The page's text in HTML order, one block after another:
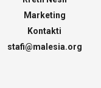
Marketing
Kontakti
stafi@malesia.org